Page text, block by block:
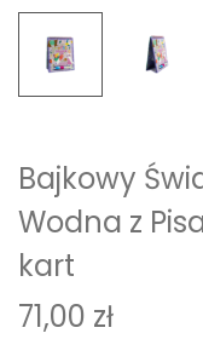
Bajkowy
Wodna z
kart
71,00 zł